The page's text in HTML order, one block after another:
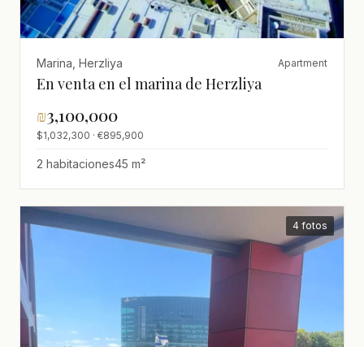
Marina, Herzliya Apartment
En venta en el marina de Herzliya
₪3,100,000
$1,032,300 · €895,900
2 habitaciones45 m²
4 fotos